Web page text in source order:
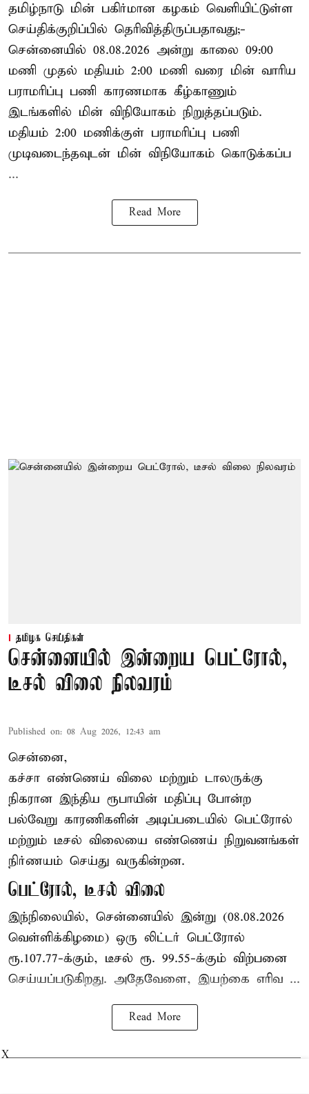
தமிழ்நாடு மின் பகிர்மான கழகம் வெளியிட்டுள்ள
செய்திக்குறிப்பில் தெரிவித்திருப்பதாவது;-
சென்னையில் 08.08.2026 அன்று காலை 09:00
மணி முதல் மதியம் 2:00 மணி வரை மின் வாரிய
பராமரிப்பு பணி காரணமாக கீழ்காணும்
இடங்களில் மின் விநியோகம் நிறுத்தப்படும்.
மதியம் 2:00 மணிக்குள் பராமரிப்பு பணி
முடிவடைந்தவுடன் மின் விநியோகம் கொடுக்கப்ப
...
Read More
தமிழக செய்திகள்
சென்னையில் இன்றைய பெட்ரோல்,
டீசல் விலை நிலவரம்
Published on: 08 Aug 2026, 12:43 am
சென்னை,
கச்சா எண்ணெய் விலை மற்றும் டாலருக்கு
நிகரான இந்திய ரூபாயின் மதிப்பு போன்ற
பல்வேறு காரணிகளின் அடிப்படையில் பெட்ரோல்
மற்றும் டீசல் விலையை எண்ணெய் நிறுவனங்கள்
நிர்ணயம் செய்து வருகின்றன.
பெட்ரோல், டீசல் விலை
இந்நிலையில், சென்னையில் இன்று (08.08.2026
வெள்ளிக்கிழமை) ஒரு லிட்டர் பெட்ரோல்
ரூ.107.77-க்கும், டீசல் ரூ. 99.55-க்கும் விற்பனை
செய்யப்படுகிறது. அதேவேளை, இயற்கை எரிவ ...
Read More
X